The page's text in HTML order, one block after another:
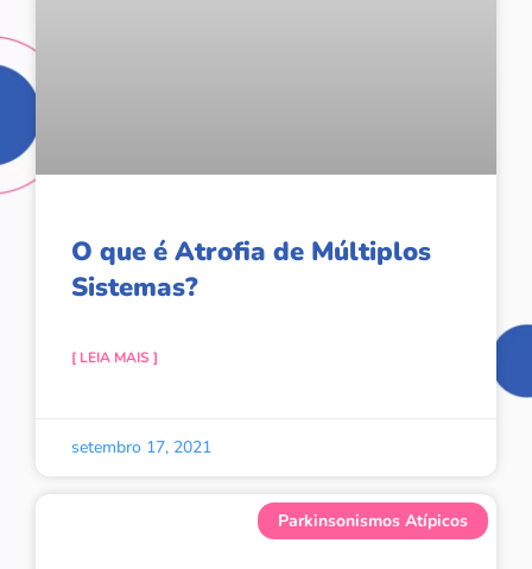
O que é Atrofia de Múltiplos
Sistemas?
[ LEIA MAIS ]
setembro 17, 2021
Parkinsonismos Atípicos